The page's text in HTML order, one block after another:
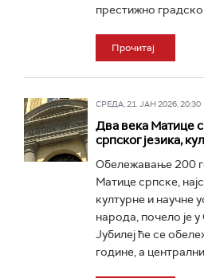
престижно
Прочитај
СРЕДА, 21. ЈАН 2026, 20:30
Два века Матице
српског језика,
Обележавање 200
Матице српске,
културне и научне
народа, почело је
Јубилеј ће се
године, а